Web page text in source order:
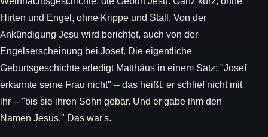
Hirten und Engel, ohne Krippe und Stall. Von der
Ankündigung Jesu wird berichtet, auch von der
Engelserscheinung bei Josef. Die eigentliche
Geburtsgeschichte erledigt Matthäus in einem Satz: "Josef
erkannte seine Frau nicht" -- das heißt, er schlief nicht mit
ihr -- "bis sie ihren Sohn gebar. Und er gabe ihm den
Namen Jesus." Das war's.